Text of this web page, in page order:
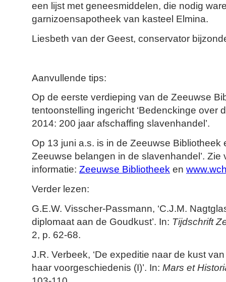
een lijst met geneesmiddelen, die nodig
garnizoensapotheek van kasteel Elmina.
Liesbeth van der Geest, conservator
Aanvullende tips:
Op de eerste verdieping van de Zeeuwse
tentoonstelling ingericht ‘Bedenckinge over
2014: 200 jaar afschaffing slavenhandel’.
Op 13 juni a.s. is in de Zeeuwse Bibliotheek
Zeeuwse belangen in de slavenhandel’. Zie
informatie: Zeeuwse Bibliotheek en
Verder lezen:
G.E.W. Visscher-Passmann, ‘C.J.M.
diplomaat aan de Goudkust’. In: Tijdschrift
2, p. 62-68.
J.R. Verbeek, ‘De expeditie naar de kust
haar voorgeschiedenis (I)’. In: Mars et